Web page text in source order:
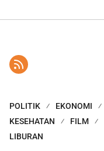
POLITIK EKONOMI
KESEHATAN
FILM
LIBURAN